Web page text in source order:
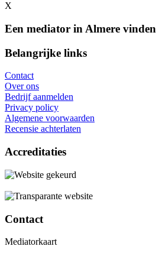
X
Een mediator in Almere vinden
Belangrijke links
Contact
Over ons
Bedrijf aanmelden
Privacy policy
Algemene voorwaarden
Recensie achterlaten
Accreditaties
Contact
Mediatorkaart